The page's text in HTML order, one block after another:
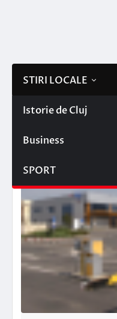
STIRI LOCALE
Istorie de Cluj
Business
SPORT
Etichetă: